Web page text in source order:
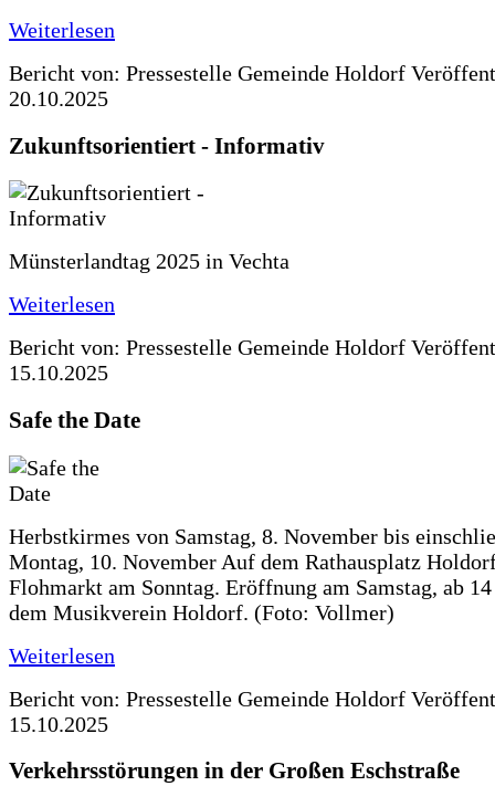
Weiterlesen
Bericht von: Pressestelle Gemeinde Holdorf
20.10.2025
Zukunftsorientiert - Informativ
Münsterlandtag 2025 in Vechta
Weiterlesen
Bericht von: Pressestelle Gemeinde Holdorf
15.10.2025
Safe the Date
Herbstkirmes von Samstag, 8. November bis
Montag, 10. November Auf dem Rathausplatz
Flohmarkt am Sonntag. Eröffnung am Samstag, ab
dem Musikverein Holdorf. (Foto: Vollmer)
Weiterlesen
Bericht von: Pressestelle Gemeinde Holdorf
15.10.2025
Verkehrsstörungen in der Großen Eschstraße